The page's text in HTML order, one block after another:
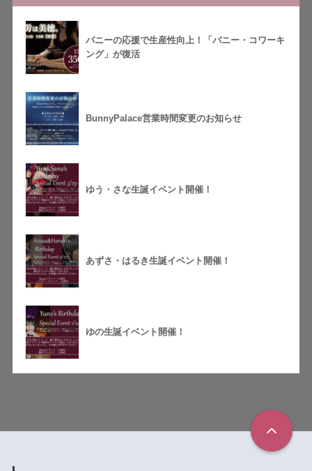
バニーの応援で生産性向上！「バニー・コワーキ
ング」が復活
BunnyPalace営業時間変更のお知らせ
ゆう・さな生誕イベント開催！
あずさ・はるき生誕イベント開催！
ゆの生誕イベント開催！